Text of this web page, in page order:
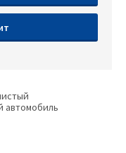
автомобиль